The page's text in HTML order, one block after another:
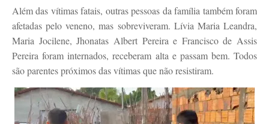
Além das vítimas fatais, outras pessoas da família também foram
afetadas pelo veneno, mas sobreviveram. Lívia Maria Leandra,
Maria Jocilene, Jhonatas Albert Pereira e Francisco de Assis
Pereira foram internados, receberam alta e passam bem. Todos
são parentes próximos das vítimas que não resistiram.